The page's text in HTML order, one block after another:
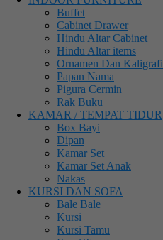
Buffet
Cabinet Drawer
Hindu Altar Cabinet
Hindu Altar items
Ornamen Dan Kaligrafi
Papan Nama
Pigura Cermin
Rak Buku
KAMAR / TEMPAT TIDUR
Box Bayi
Dipan
Kamar Set
Kamar Set Anak
Nakas
KURSI DAN SOFA
Bale Bale
Kursi
Kursi Tamu